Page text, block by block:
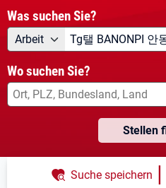
Was suchen Sie?
Angebotsart
Arbeit Was suchen Sie?
Wo suchen Sie?
Stellen
Suche speichern |